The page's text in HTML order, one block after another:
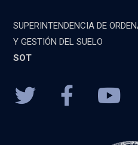
SUPERINTENDENCIA DE
Y GESTIÓN DEL SUELO
SOT